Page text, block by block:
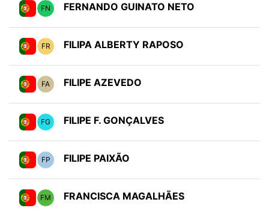
FN FERNANDO GUINATO NETO
FR FILIPA ALBERTY RAPOSO
FA FILIPE AZEVEDO
FG FILIPE F. GONÇALVES
FP FILIPE PAIXÃO
FM FRANCISCA MAGALHÃES